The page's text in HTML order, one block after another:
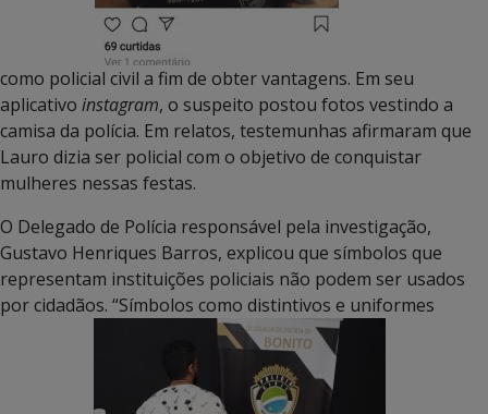
como policial civil a fim de obter vantagens. Em seu
aplicativo instagram, o suspeito postou fotos vestindo a
camisa da polícia. Em relatos, testemunhas afirmaram que
Lauro dizia ser policial com o objetivo de conquistar
mulheres nessas festas.
O Delegado de Polícia responsável pela investigação,
Gustavo Henriques Barros, explicou que símbolos que
representam instituições policiais não podem ser usados
por cidadãos. “Símbolos como distintivos e uniformes